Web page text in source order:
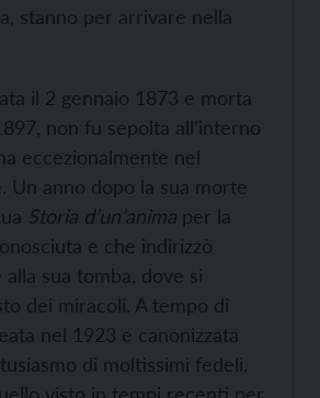
stanno per arrivare nella
il 2 gennaio 1873 e morta
non fu sepolta all’interno
eccezionalmente nel
Un anno dopo la sua morte
Storia d’un’anima per la
e che indirizzò
sua tomba, dove si
dei miracoli. A tempo di
nel 1923 e canonizzata
di moltissimi fedeli,